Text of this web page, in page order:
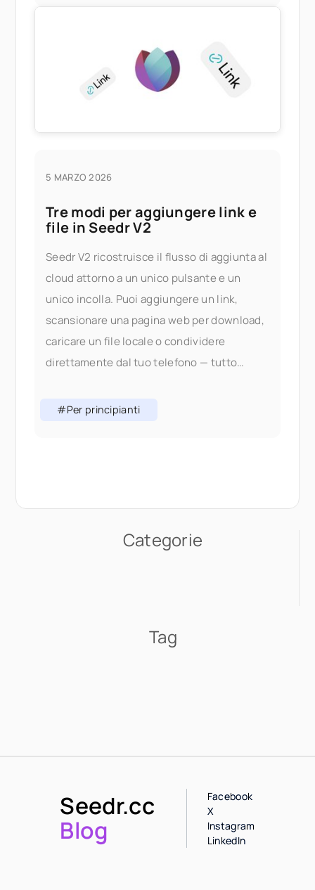
5 MARZO 2026
Tre modi per aggiungere link e
file in Seedr V2
Seedr V2 ricostruisce il flusso di aggiunta al
cloud attorno a un unico pulsante e un
unico incolla. Puoi aggiungere un link,
scansionare una pagina web per download,
caricare un file locale o condividere
direttamente dal tuo telefono — tutto
cambiato il flusso di aggiunta In V1,
#Per principianti
Categorie
Tag
Seedr.cc
Blog
Facebook
X
Instagram
LinkedIn